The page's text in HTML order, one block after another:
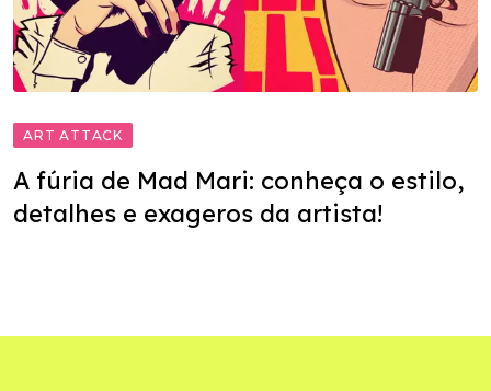
ART ATTACK
A fúria de Mad Mari: conheça o estilo,
detalhes e exageros da artista!